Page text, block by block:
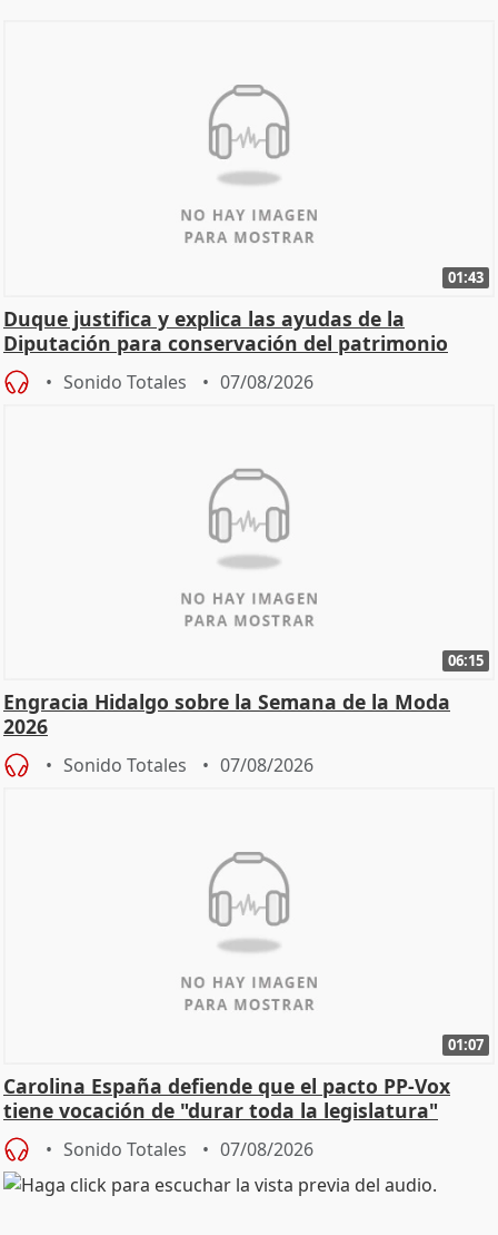
01:43
Duque justifica y explica las ayudas de la
Diputación para conservación del patrimonio
Sonido Totales 07/08/2026
06:15
Engracia Hidalgo sobre la Semana de la Moda
2026
Sonido Totales 07/08/2026
01:07
Carolina España defiende que el pacto PP-Vox
tiene vocación de "durar toda la legislatura"
Sonido Totales 07/08/2026